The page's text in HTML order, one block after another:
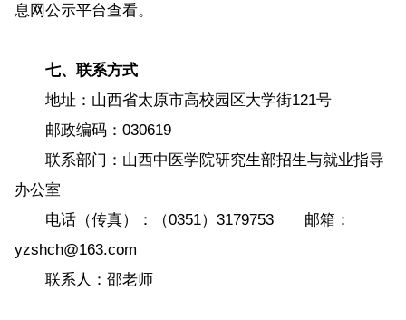
息网公示平台查看。
七、联系方式
地址：山西省太原市高校园区大学街121号
邮政编码：030619
联系部门：山西中医学院研究生部招生与就业指导
办公室
电话（传真）：（0351）3179753 邮箱：
yzshch@163.com
联系人：邵老师